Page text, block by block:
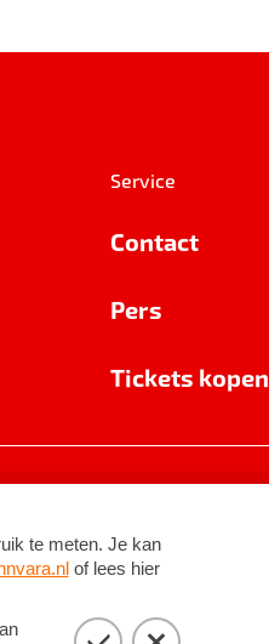
Service
Contact
Pers
Tickets kopen